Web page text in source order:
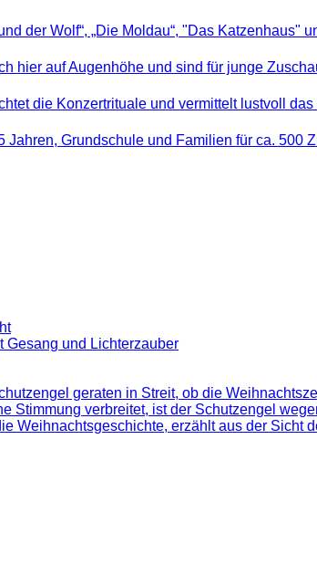
der Wolf“, „Die Moldau“, "Das
hier auf Augenhöhe und sind für junge
die Konzertrituale und vermittelt lustvoll
Jahren, Grundschule und Familien für ca. 500
Gesang und Lichterzauber
geraten in Streit, ob die
Stimmung verbreitet, ist der Schutzengel
Weihnachtsgeschichte, erzählt aus der Sicht